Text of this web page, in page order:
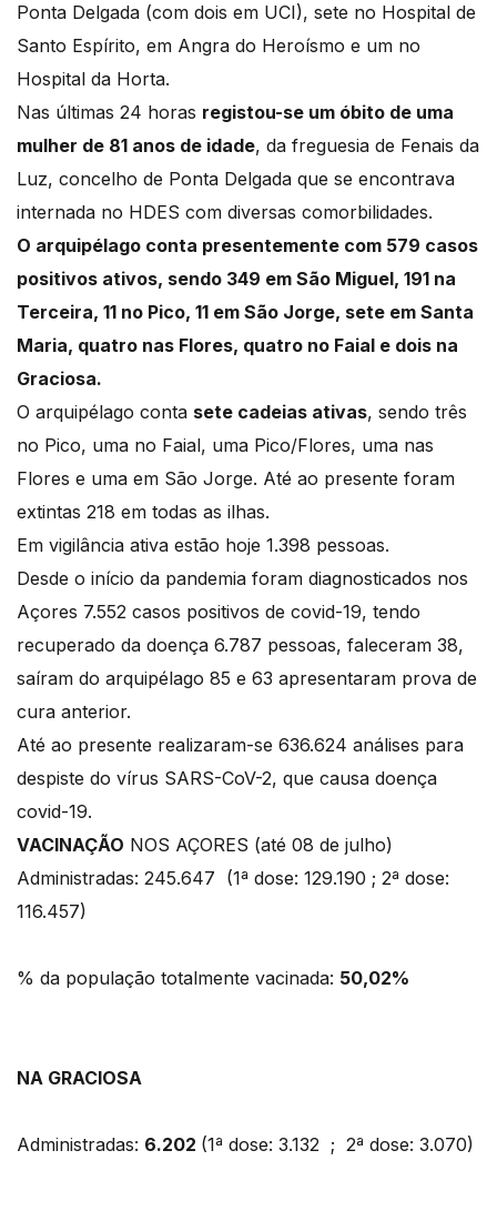
Ponta Delgada (com dois em UCI), sete no Hospital de
Santo Espírito, em Angra do Heroísmo e um no
Hospital da Horta.
Nas últimas 24 horas registou-se um óbito de uma
mulher de 81 anos de idade, da freguesia de Fenais da
Luz, concelho de Ponta Delgada que se encontrava
internada no HDES com diversas comorbilidades.
O arquipélago conta presentemente com 579 casos
positivos ativos, sendo 349 em São Miguel, 191 na
Terceira, 11 no Pico, 11 em São Jorge, sete em Santa
Maria, quatro nas Flores, quatro no Faial e dois na
Graciosa.
O arquipélago conta sete cadeias ativas, sendo três
no Pico, uma no Faial, uma Pico/Flores, uma nas
Flores e uma em São Jorge. Até ao presente foram
extintas 218 em todas as ilhas.
Em vigilância ativa estão hoje 1.398 pessoas.
Desde o início da pandemia foram diagnosticados nos
Açores 7.552 casos positivos de covid-19, tendo
recuperado da doença 6.787 pessoas, faleceram 38,
saíram do arquipélago 85 e 63 apresentaram prova de
cura anterior.
Até ao presente realizaram-se 636.624 análises para
despiste do vírus SARS-CoV-2, que causa doença
covid-19.
VACINAÇÃO NOS AÇORES (até 08 de julho)
Administradas: 245.647 (1ª dose: 129.190 ; 2ª dose:
116.457)
% da população totalmente vacinada: 50,02%
NA GRACIOSA
Administradas: 6.202 (1ª dose: 3.132 ; 2ª dose: 3.070)